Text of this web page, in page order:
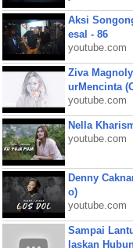
Aksi
esal - 86
youtube.com
Ziva
urMencinta
youtube.com
Nella
youtube.com
Denny
o)
youtube.com
Sampai
laskan